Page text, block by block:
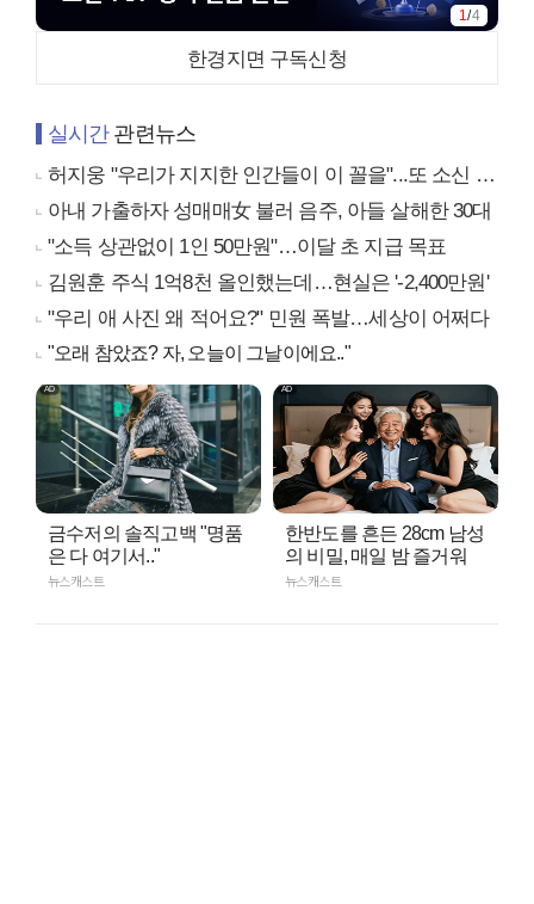
1 /4
한경지면 구독신청
실시간관련뉴스
허지웅 "우리가 지지한 인간들이 이 꼴을"...또 소신 발언
아내 가출하자 성매매女 불러 음주, 아들 살해한 30대
"소득 상관없이 1인 50만원"…이달 초 지급 목표
김원훈 주식 1억8천 올인했는데…현실은 '-2,400만원'
"우리 애 사진 왜 적어요?" 민원 폭발…세상이 어쩌다
"오래 참았죠? 자, 오늘이 그날이에요.."
금수저의 솔직고백 "명품
은 다 여기서.."
뉴스캐스트
한반도를 흔든 28cm 남성
의 비밀, 매일 밤 즐거워
뉴스캐스트